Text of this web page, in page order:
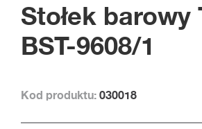
Stołek barowy
BST-9608/1
Kod produktu: 030018